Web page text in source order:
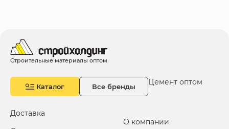
Строительные материалы оптом
Каталог Все бренды Цемент оптом
Доставка
О компании